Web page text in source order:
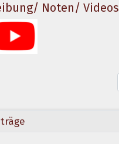
Noten/ Videos
Räuber Bourrée & Varianten